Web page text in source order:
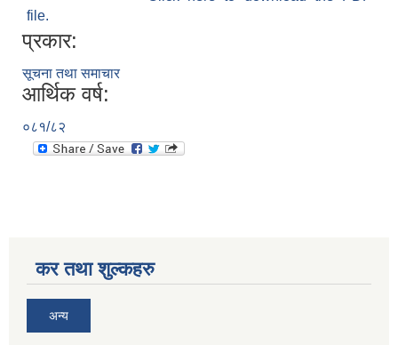
file.
प्रकार:
सूचना तथा समाचार
आर्थिक वर्ष:
०८१/८२
कर तथा शुल्कहरु
अन्य